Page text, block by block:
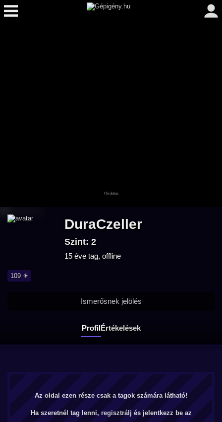
DuraCzeller
Szint: 2
15 éve tag, offline
109 ☀
ProfilÉrtékelések
Ismerősnek jelölés
Az oldal ezen része csak a tagok számára látható!
Ha szeretnél tag lenni, regisztrálj és jelentkezz be az